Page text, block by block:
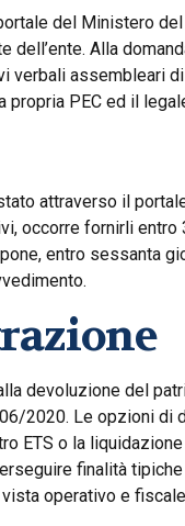
del Ministero
Alla
assembleari di
PEC ed il
attraverso il
occorre fornirli
entro sessanta
devoluzione del
2020. Le opzioni di
ETS o la
finalità
operativo e